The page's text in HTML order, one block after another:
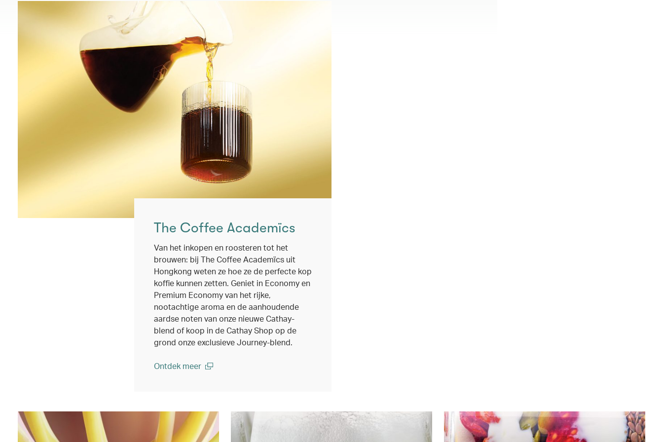
The Coffee Academïcs
Van het inkopen en roosteren tot het
brouwen: bij The Coffee Academïcs uit
Hongkong weten ze hoe ze de perfecte kop
koffie kunnen zetten. Geniet in Economy en
Premium Economy van het rijke,
nootachtige aroma en de aanhoudende
aardse noten van onze nieuwe Cathay-
blend of koop in de Cathay Shop op de
grond onze exclusieve Journey-blend.
Ontdek meer